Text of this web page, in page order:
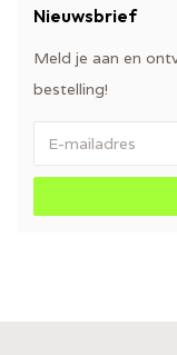
Nieuwsbrief
Meld je aan en
bestelling!